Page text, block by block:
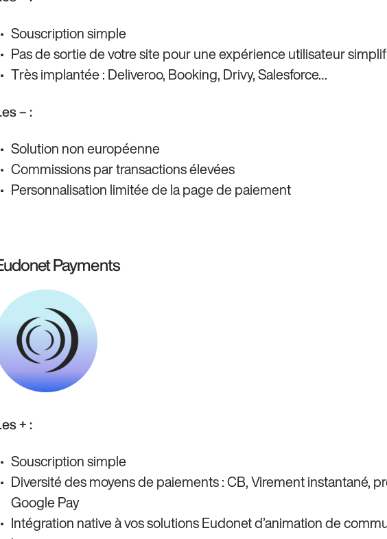
Souscription simple
Pas de sortie de votre site pour une expérience utilisateur
Très implantée : Deliveroo, Booking, Drivy, Salesforce…
– :
Solution non européenne
Commissions par transactions élevées
Personnalisation limitée de la page de paiement
Payments
+ :
Souscription simple
Diversité des moyens de paiements : CB, Virement instantané,
Google Pay
Intégration native à vos solutions Eudonet d’animation de